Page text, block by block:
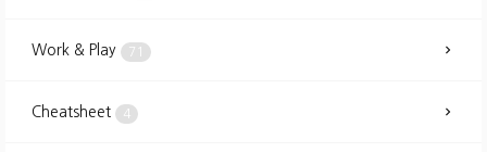
Work & Play 71
Cheatsheet 4